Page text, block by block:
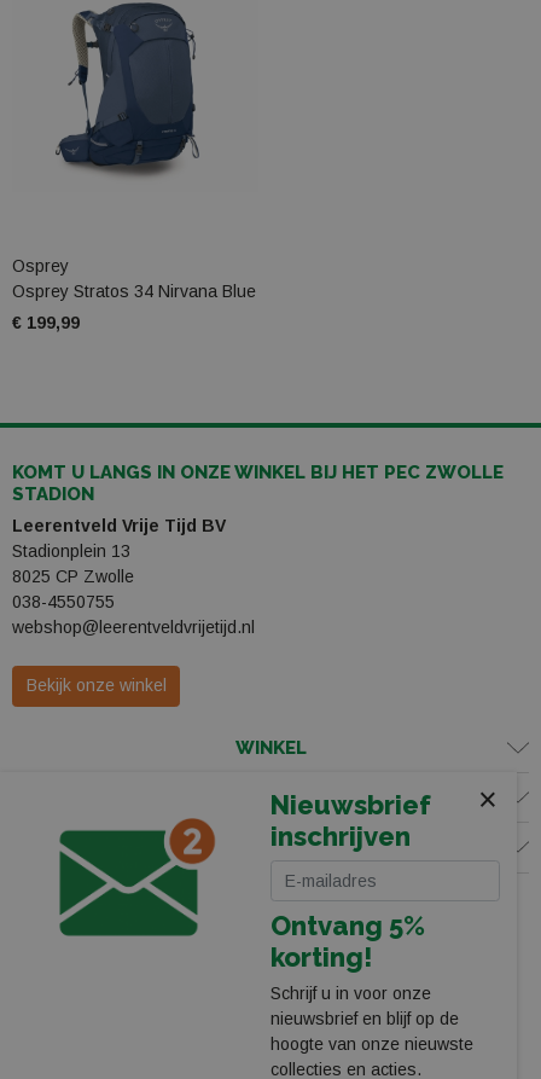
Osprey
Osprey Stratos 34 Nirvana Blue
€ 199,99
KOMT U LANGS IN ONZE WINKEL BIJ HET PEC ZWOLLE
STADION
Leerentveld Vrije Tijd BV
Stadionplein 13
8025 CP Zwolle
038-4550755
webshop@leerentveldvrijetijd.nl
Bekijk onze winkel
WINKEL
KLANTENSERVICE
VOLG ONS
×
Nieuwsbrief
inschrijven
Ontvang 5%
korting!
Schrijf u in voor onze
nieuwsbrief en blijf op de
hoogte van onze nieuwste
collecties en acties.